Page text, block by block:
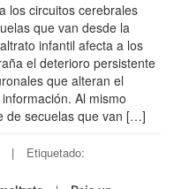
los circuitos cerebrales
que van desde la
infantil afecta a los
el deterioro persistente
que alteran el
Al mismo
de secuelas que van […]
Etiquetado: